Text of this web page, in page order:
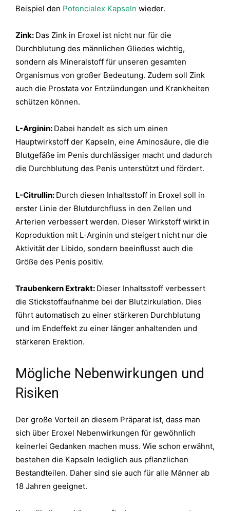
Beispiel den Potencialex Kapseln wieder.
Zink: Das Zink in Eroxel ist nicht nur für die
Durchblutung des männlichen Gliedes wichtig,
sondern als Mineralstoff für unseren gesamten
Organismus von großer Bedeutung. Zudem soll Zink
auch die Prostata vor Entzündungen und Krankheiten
schützen können.
L-Arginin: Dabei handelt es sich um einen
Hauptwirkstoff der Kapseln, eine Aminosäure, die die
Blutgefäße im Penis durchlässiger macht und dadurch
die Durchblutung des Penis unterstützt und fördert.
L-Citrullin: Durch diesen Inhaltsstoff in Eroxel soll in
erster Linie der Blutdurchfluss in den Zellen und
Arterien verbessert werden. Dieser Wirkstoff wirkt in
Koproduktion mit L-Arginin und steigert nicht nur die
Aktivität der Libido, sondern beeinflusst auch die
Größe des Penis positiv.
Traubenkern Extrakt: Dieser Inhaltsstoff verbessert
die Stickstoffaufnahme bei der Blutzirkulation. Dies
führt automatisch zu einer stärkeren Durchblutung
und im Endeffekt zu einer länger anhaltenden und
stärkeren Erektion.
Mögliche Nebenwirkungen und
Risiken
Der große Vorteil an diesem Präparat ist, dass man
sich über Eroxel Nebenwirkungen für gewöhnlich
keinerlei Gedanken machen muss. Wie schon erwähnt,
bestehen die Kapseln lediglich aus pflanzlichen
Bestandteilen. Daher sind sie auch für alle Männer ab
18 Jahren geeignet.